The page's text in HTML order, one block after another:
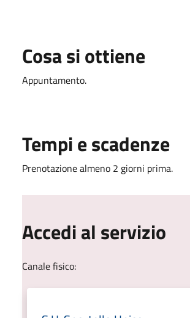
Cosa si ottiene
Appuntamento.
Tempi e scadenze
Prenotazione almeno 2 giorni prima.
Accedi al servizio
Canale fisico: